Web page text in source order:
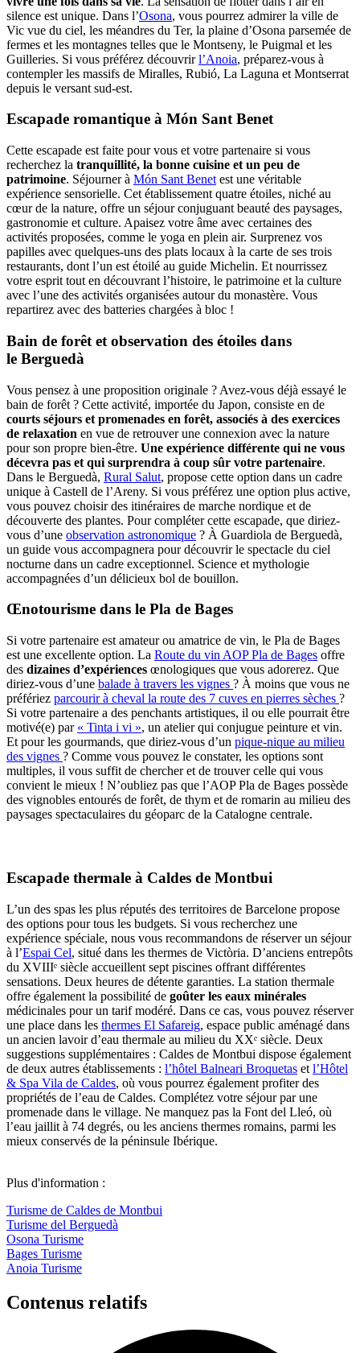
silence est unique. Dans l’Osona, vous pourrez admirer la ville de
Vic vue du ciel, les méandres du Ter, la plaine d’Osona parsemée de
fermes et les montagnes telles que le Montseny, le Puigmal et les
Guilleries. Si vous préférez découvrirl’Anoia, préparez-vous à
contempler les massifs de Miralles, Rubió, La Laguna et Montserrat
depuis le versant sud-est.
Escapade romantique à Món Sant Benet
Cette escapade est faite pour vous et votre partenaire si vous
recherchez la tranquillité, la bonne cuisine et un peu de
patrimoine. Séjourner à Món Sant Benet est une véritable
expérience sensorielle. Cet établissement quatre étoiles, niché au
cœur de la nature, offre un séjour conjuguant beauté des paysages,
gastronomie et culture. Apaisez votre âme avec certaines des
activités proposées, comme le yoga en plein air. Surprenez vos
papilles avec quelques-uns des plats locaux à la carte de ses trois
restaurants, dont l’un est étoilé au guide Michelin. Et nourrissez
votre esprit tout en découvrant l’histoire, le patrimoine et la culture
avec l’une des activités organisées autour du monastère. Vous
repartirez avec des batteries chargées à bloc !
Bain de forêt et observation des étoiles dans
le Berguedà
Vous pensez à une proposition originale ? Avez-vous déjà essayé le
bain de forêt ? Cette activité, importée du Japon, consiste en de
courts séjours et promenades en forêt, associés à des exercices
de relaxation en vue de retrouver une connexion avec la nature
pour son propre bien-être. Une expérience différente qui ne vous
décevra pas et qui surprendra à coup sûr votre partenaire.
Dans le Berguedà, Rural Salut, propose cette option dans un cadre
unique à Castell de l’Areny. Si vous préférez une option plus active,
vous pouvez choisir des itinéraires de marche nordique et de
découverte des plantes. Pour compléter cette escapade, que diriez-
vous d’une observation astronomique ? À Guardiola de Berguedà,
un guide vous accompagnera pour découvrir le spectacle du ciel
nocturne dans un cadre exceptionnel. Science et mythologie
accompagnées d’un délicieux bol de bouillon.
Œnotourisme dans le Pla de Bages
Si votre partenaire est amateur ou amatrice de vin, le Pla de Bages
est une excellente option. La Route du vin AOP Pla de Bages offre
des dizaines d’expériences œnologiques que vous adorerez. Que
diriez-vous d’une balade à travers les vignes ? À moins que vous ne
préfériez parcourir à cheval la route des 7 cuves en pierres sèches ?
Si votre partenaire a des penchants artistiques, il ou elle pourrait être
motivé(e) par « Tinta i vi », un atelier qui conjugue peinture et vin.
Et pour les gourmands, que diriez-vous d’un pique-nique au milieu
des vignes ? Comme vous pouvez le constater, les options sont
multiples, il vous suffit de chercher et de trouver celle qui vous
convient le mieux ! N’oubliez pas que l’AOP Pla de Bages possède
des vignobles entourés de forêt, de thym et de romarin au milieu des
paysages spectaculaires du géoparc de la Catalogne centrale.
Escapade thermale à Caldes de Montbui
L’un des spas les plus réputés des territoires de Barcelone propose
des options pour tous les budgets. Si vous recherchez une
expérience spéciale, nous vous recommandons de réserver un séjour
à l’Espai Cel, situé dans les thermes de Victòria. D’anciens entrepôts
du XVIIIᵉ siècle accueillent sept piscines offrant différentes
sensations. Deux heures de détente garanties. La station thermale
offre également la possibilité de goûter les eaux minérales
médicinales pour un tarif modéré. Dans ce cas, vous pouvez réserver
une place dans les thermes El Safareig, espace public aménagé dans
un ancien lavoir d’eau thermale au milieu du XXᵉ siècle. Deux
suggestions supplémentaires : Caldes de Montbui dispose également
de deux autres établissements : l’hôtel Balneari Broquetas et l’Hôtel
& Spa Vila de Caldes, où vous pourrez également profiter des
propriétés de l’eau de Caldes. Complétez votre séjour par une
promenade dans le village. Ne manquez pas la Font del Lleó, où
l’eau jaillit à 74 degrés, ou les anciens thermes romains, parmi les
mieux conservés de la péninsule Ibérique.
Plus d'information :
Turisme de Caldes de Montbui
Turisme del Berguedà
Osona Turisme
Bages Turisme
Anoia Turisme
Contenus relatifs